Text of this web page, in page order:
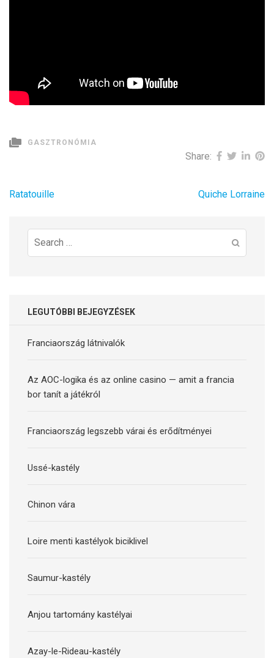
GASZTRONÓMIA
Share:
Bejegyzés
Ratatouille Quiche Lorraine
Search
for:
LEGUTÓBBI BEJEGYZÉSEK
Franciaország látnivalók
Az AOC-logika és az online casino — amit a francia
bor tanít a játékról
Franciaország legszebb várai és erődítményei
Ussé-kastély
Chinon vára
Loire menti kastélyok biciklivel
Saumur-kastély
Anjou tartomány kastélyai
Azay-le-Rideau-kastély